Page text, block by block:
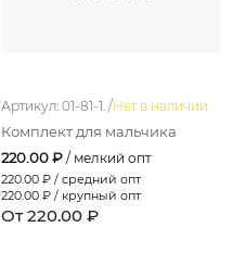
Артикул: 01-81-1. /Нет в наличии
Комплект для мальчика
220.00 ₽ / мелкий опт
220.00 ₽ / средний опт
220.00 ₽ / крупный опт
От 220.00 ₽